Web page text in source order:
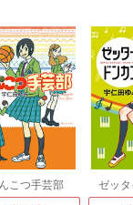
こつ手芸部 ゼッ